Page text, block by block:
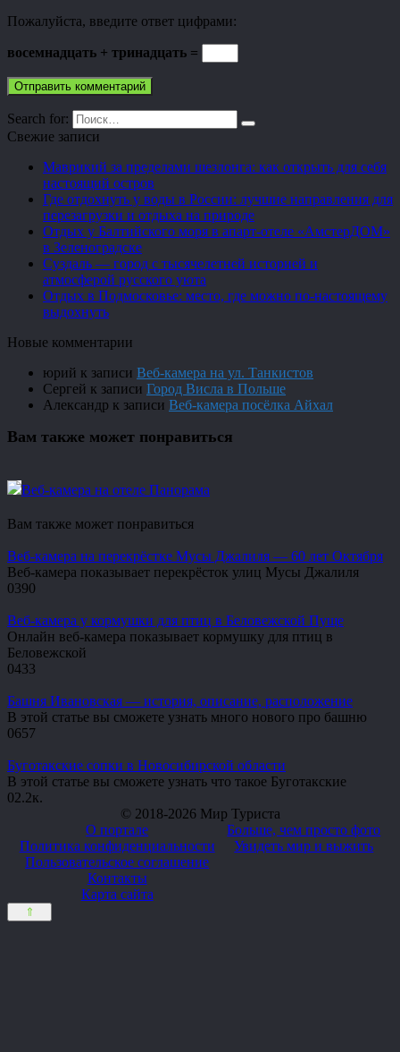
Пожалуйста, введите ответ цифрами:
восемнадцать + тринадцать =
Search for:
Свежие записи
Маврикий за пределами шезлонга: как открыть для себя
настоящий остров
Где отдохнуть у воды в России: лучшие направления для
перезагрузки и отдыха на природе
Отдых у Балтийского моря в апарт-отеле «АмстерДОМ»
в Зеленоградске
Суздаль — город с тысячелетней историей и
атмосферой русского уюта
Отдых в Подмосковье: место, где можно по-настоящему
выдохнуть
Новые комментарии
юрий к записи Веб-камера на ул. Танкистов
Сергей к записи Город Висла в Польше
Александр к записи Веб-камера посёлка Айхал
Вам также может понравиться
Веб-камера на отеле Панорама
Вам также может понравиться
Веб-камера на перекрёстке Мусы Джалиля — 60 лет Октября
Веб-камера показывает перекрёсток улиц Мусы Джалиля
0390
Веб-камера у кормушки для птиц в Беловежской Пуще
Онлайн веб-камера показывает кормушку для птиц в
Беловежской
0433
Башня Ивановская — история, описание, расположение
В этой статье вы сможете узнать много нового про башню
0657
Буготакские сопки в Новосибирской области
В этой статье вы сможете узнать что такое Буготакские
02.2к.
© 2018-2026 Мир Туриста
О портале
Политика конфиденциальности
Пользовательское соглашение
Контакты
Карта сайта
Больше, чем просто фото
Увидеть мир и выжить